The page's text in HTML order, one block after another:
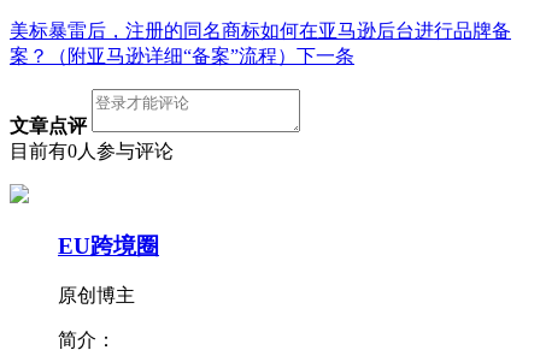
美标暴雷后，注册的同名商标如何在亚马逊后台进行品牌备
案？（附亚马逊详细“备案”流程） 下一条
文章点评
目前有0人参与评论
EU跨境圈
原创博主
简介：